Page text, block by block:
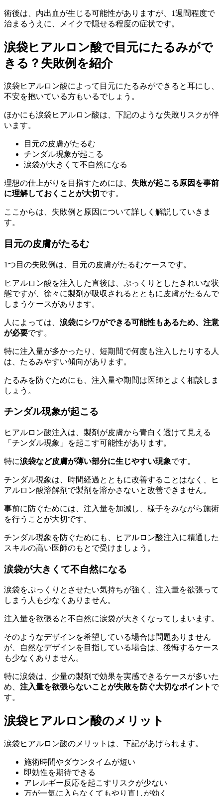
術後は、内出血が生じる可能性がありますが、1週間程度で
治まるうえに、メイクで隠せる程度の症状です。
涙袋ヒアルロン酸で目元にたるみがで
きる？失敗例を紹介
涙袋ヒアルロン酸によって目元にたるみができると耳にし、
不安を抱いている方もいるでしょう。
ほかにも涙袋ヒアルロン酸は、下記のような失敗リスクが伴
います。
目元の皮膚がたるむ
チンダル現象が起こる
涙袋が大きくて不自然になる
理想の仕上がりを目指すためには、 失敗が起こる原因を事前
に理解しておくことが大切です。
ここからは、失敗例と原因について詳しく解説していきま
す。
目元の皮膚がたるむ
1つ目の失敗例は、目元の皮膚がたるむケースです。
ヒアルロン酸を注入した直後は、ぷっくりとしたきれいな状
態ですが、徐々に製剤が吸収されるとともに皮膚がたるんで
しまうケースがあります。
人によっては、 涙袋にシワができる可能性もあるため、注意
が必要です。
特に注入量が多かったり、短期間で何度も注入したりする人
は、たるみやすい傾向があります。
たるみを防ぐためにも、注入量や期間は医師とよく相談しま
しょう。
チンダル現象が起こる
ヒアルロン酸注入は、製剤が皮膚から青白く透けて見える
「チンダル現象」を起こす可能性があります。
特に涙袋など皮膚が薄い部分に生じやすい現象です。
チンダル現象は、時間経過とともに改善することはなく、ヒ
アルロン酸溶解剤で製剤を溶かさないと改善できません。
事前に防ぐためには、注入量を加減し、様子をみながら施術
を行うことが大切です。
チンダル現象を防ぐためにも、ヒアルロン酸注入に精通した
スキルの高い医師のもとで受けましょう。
涙袋が大きくて不自然になる
涙袋をぷっくりとさせたい気持ちが強く、注入量を欲張って
しまう人も少なくありません。
注入量を欲張ると不自然に涙袋が大きくなってしまいます。
そのようなデザインを希望している場合は問題ありません
が、自然なデザインを目指している場合は、後悔するケース
も少なくありません。
特に涙袋は、少量の製剤で効果を実感できるケースが多いた
め、 注入量を欲張らないことが失敗を防ぐ大切なポイント で
す。
涙袋ヒアルロン酸のメリット
涙袋ヒアルロン酸のメリットは、下記があげられます。
施術時間やダウンタイムが短い
即効性を期待できる
アレルギー反応を起こすリスクが少ない
万が一気に入らなくてもやり直しが効く